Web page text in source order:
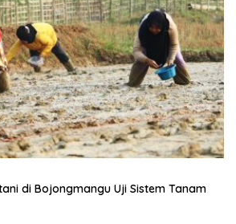
di Bojongmangu Uji Sistem Tanam